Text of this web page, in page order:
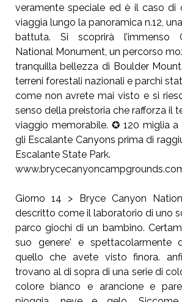
veramente speciale ed è il caso di
viaggia lungo la panoramica n.12,
battuta. Si scoprirà l’immenso
National Monument, un percorso
tranquilla bellezza di Boulder
terreni forestali nazionali e parchi
come non avrete mai visto e si
senso della preistoria che rafforza il
viaggio memorabile. ✪ 120 miglia a
gli Escalante Canyons prima di
Escalante State Park.
Giorno 14 > Bryce Canyon
descritto come il laboratorio di uno
parco giochi di un bambino.
suo genere' e spettacolarmente
quello che avete visto finora.
trovano al di sopradi una serie di
colore bianco e arancione e